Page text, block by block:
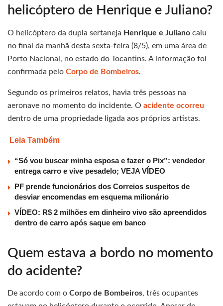
helicóptero de Henrique e Juliano?
O helicóptero da dupla sertaneja Henrique e Juliano caiu
no final da manhã desta sexta-feira (8/5), em uma área de
Porto Nacional, no estado do Tocantins. A informação foi
confirmada pelo Corpo de Bombeiros.
Segundo os primeiros relatos, havia três pessoas na
aeronave no momento do incidente. O acidente ocorreu
dentro de uma propriedade ligada aos próprios artistas.
Leia Também
“Só vou buscar minha esposa e fazer o Pix”: vendedor
entrega carro e vive pesadelo; VEJA VÍDEO
PF prende funcionários dos Correios suspeitos de
desviar encomendas em esquema milionário
VÍDEO: R$ 2 milhões em dinheiro vivo são apreendidos
dentro de carro após saque em banco
Quem estava a bordo no momento
do acidente?
De acordo com o Corpo de Bombeiros, três ocupantes